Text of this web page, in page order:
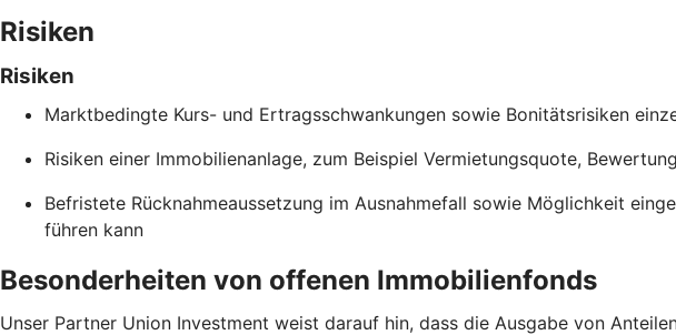
Risiken
Risiken
Marktbedingte Kurs- und Ertragsschwankungen sowie Bonitätsrisiken
Risiken einer Immobilienanlage, zum Beispiel Vermietungsquote,
Befristete Rücknahmeaussetzung im Ausnahmefall sowie Möglichkeit
führen kann
Besonderheiten von offenen Immobilienfonds
Unser Partner Union Investment weist darauf hin, dass die Ausgabe von